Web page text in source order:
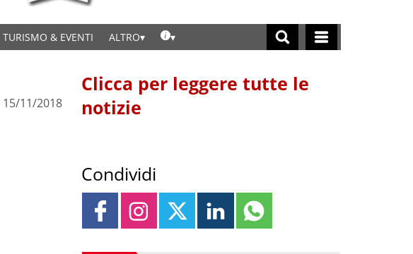
TURISMO & EVENTI ALTRO
15/11/2018
Clicca per leggere tutte le
notizie
Condividi